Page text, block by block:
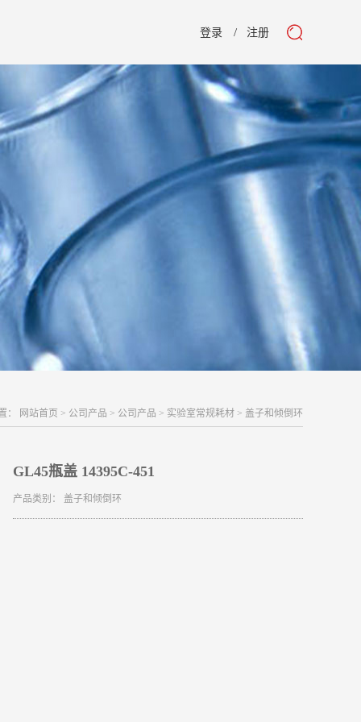
登录 注册
： 网站首页 > 公司产品 > 公司产品 > 实验室常规耗材 > 盖子和倾倒环
GL45瓶盖 14395C-451
产品类别： 盖子和倾倒环